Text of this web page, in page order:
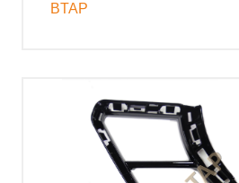
BTAP